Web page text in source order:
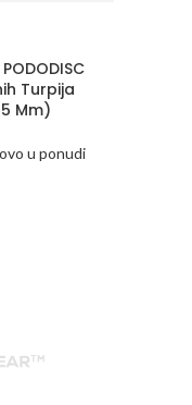
Turpija
Mm)
u ponudi